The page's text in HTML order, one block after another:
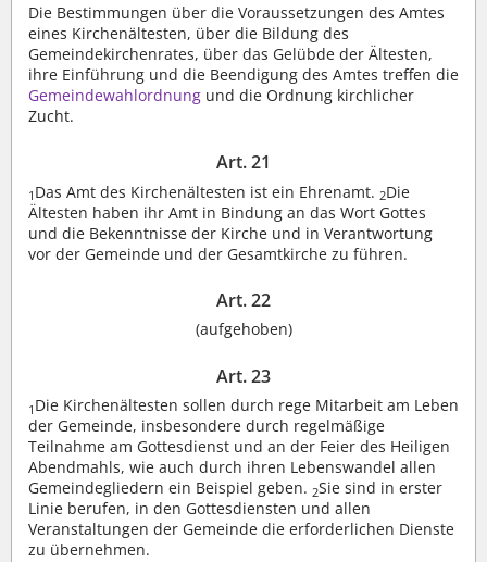
Die Bestimmungen über die Voraussetzungen des Amtes
eines Kirchenältesten, über die Bildung des
Gemeindekirchenrates, über das Gelübde der Ältesten,
ihre Einführung und die Beendigung des Amtes treffen die
Gemeindewahlordnung und die Ordnung kirchlicher
Zucht.
Art. 21
1 Das Amt des Kirchenältesten ist ein Ehrenamt. 2Die
Ältesten haben ihr Amt in Bindung an das Wort Gottes
und die Bekenntnisse der Kirche und in Verantwortung
vor der Gemeinde und der Gesamtkirche zu führen.
Art. 22
(aufgehoben)
Art. 23
1 Die Kirchenältesten sollen durch rege Mitarbeit am Leben
der Gemeinde, insbesondere durch regelmäßige
Teilnahme am Gottesdienst und an der Feier des Heiligen
Abendmahls, wie auch durch ihren Lebenswandel allen
Gemeindegliedern ein Beispiel geben. 2Sie sind in erster
Linie berufen, in den Gottesdiensten und allen
Veranstaltungen der Gemeinde die erforderlichen Dienste
zu übernehmen.